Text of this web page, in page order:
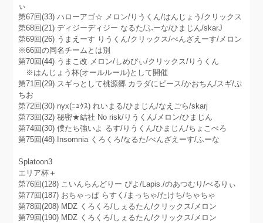
ぃ
第67回(33) ハローアゴ☆ メロン/りうくん/はんじょう/クリックス
第68回(21) ディジーディジー なるた/ふーな/ひまじん/skarJ
第69回(26) うまえーす りうくん/クリックス/べんざえーす/メロン
※66回の同名チームとは別
第70回(44) うまこ改 メロン/しめぴぃ/クリックス/りうくん
※はんじょう杯(オールルール)として開催
第71回(29) スギっとして桃源郷 カラダにピース/かおちん/スギ/ぷ
ちお
第72回(30) nyx(ﾆｭｸｽ) れいまる/ひまじん/なえごら/skarj
第73回(32) 秘密★結社 No risk/りうくん/メロン/ひまじん
第74回(30) 僕たち強いよ るす/りうくん/ひまじん/ちょこぺろ
第75回(48) Insomnia くろくろ/なるた/べんざえーす/ふーな
Splatoon3
エリア杯＋
第76回(128) こいんらんどりー ぴよ/Lapis./のあつむり/べるりぃ
第77回(187) おちゃっぱ らすく/まっちゃ/たけち/ちゃちゃ
第78回(208) MDZ くろくろ/しぇるたん/クリックス/メロン
第79回(190) MDZ くろくろ/しぇるたん/クリックス/メロン